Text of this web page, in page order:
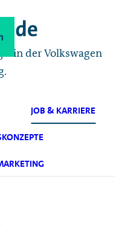
der Volkswagen
JOB & KARRIERE